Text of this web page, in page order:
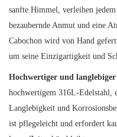
sanfte Himmel, verleihen
bezaubernde Anmut und eine
Cabochon wird von Hand
um seine Einzigartigkeit und
Hochwertiger und
hochwertigem 316L-Edelstahl,
Langlebigkeit und
ist pflegeleicht und erfordert